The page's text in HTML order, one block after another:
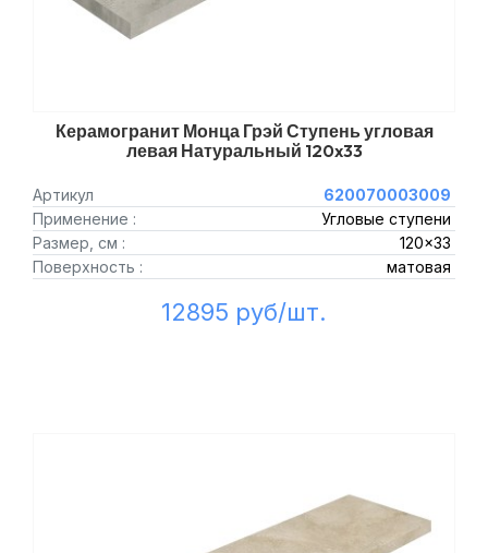
Керамогранит Монца Грэй Ступень угловая
левая Натуральный 120x33
Артикул
620070003009
Применение :
Угловые ступени
Размер, см :
120x33
Поверхность :
матовая
12895 руб/шт.